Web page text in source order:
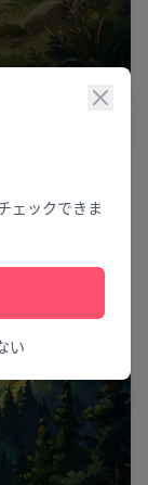
閉じ
ェックできま
い